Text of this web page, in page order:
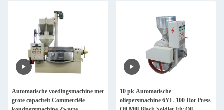
Automatische voedingsmachine met
grote capaciteit Commerciële
10 pk Automatische
oliepersmachine 6YL-100 Hot Press